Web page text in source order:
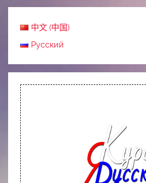
中文 (中国)
Русский